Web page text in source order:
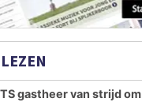
gastheer van strijd om